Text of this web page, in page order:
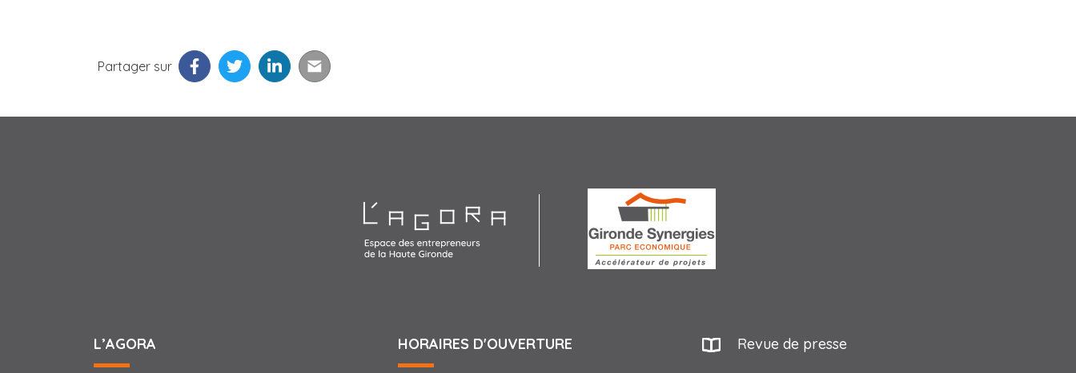
Partager sur
L’AGORA HORAIRES D'OUVERTURE Revue de presse